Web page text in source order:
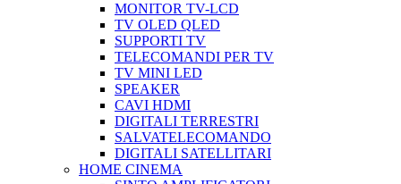
MONITOR TV-LCD
TV OLED QLED
SUPPORTI TV
TELECOMANDI PER TV
TV MINI LED
SPEAKER
CAVI HDMI
DIGITALI TERRESTRI
SALVATELECOMANDO
DIGITALI SATELLITARI
HOME CINEMA